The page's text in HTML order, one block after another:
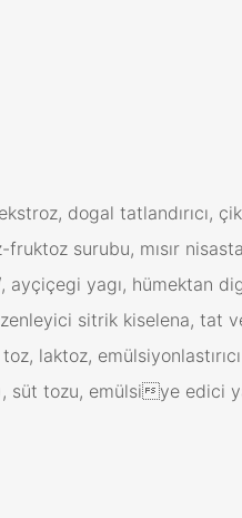
dogal tatlandırıcı,
surubu, mısır
yagı, hümektan
sitrik kiselena, tat
laktoz,
süt tozu, emülsiye edici